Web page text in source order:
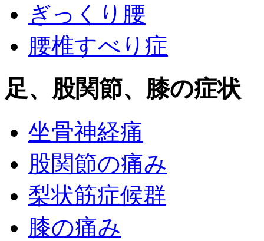
ぎっくり腰
腰椎すべり症
足、股関節、膝の症状
坐骨神経痛
股関節の痛み
梨状筋症候群
膝の痛み